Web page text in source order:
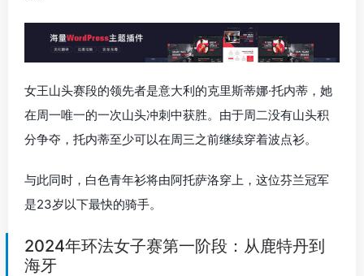
女王山头赛段的领先者是意大利的克里斯蒂娜·托内蒂，她
在周一唯一的一次山头冲刺中获胜。由于周二没有山头积
分争夺，托内蒂至少可以在周三之前继续穿着波点衫。
与此同时，白色青年衫将由阿托萨洛穿上，这位芬兰冠军
是23岁以下最快的骑手。
2024年环法女子赛第一阶段：从鹿特丹到
海牙